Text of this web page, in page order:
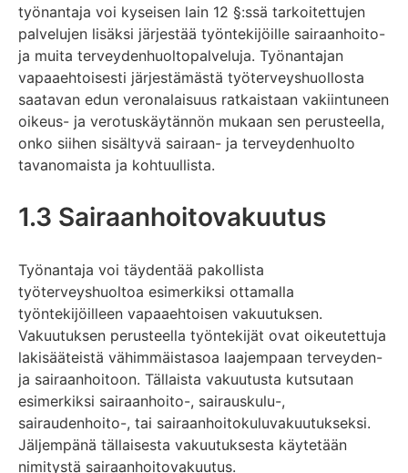
työnantaja voi kyseisen lain 12 §:ssä tarkoitettujen
palvelujen lisäksi järjestää työntekijöille sairaanhoito-
ja muita terveydenhuoltopalveluja. Työnantajan
vapaaehtoisesti järjestämästä työterveyshuollosta
saatavan edun veronalaisuus ratkaistaan vakiintuneen
oikeus- ja verotuskäytännön mukaan sen perusteella,
onko siihen sisältyvä sairaan- ja terveydenhuolto
tavanomaista ja kohtuullista.
1.3 Sairaanhoitovakuutus
Työnantaja voi täydentää pakollista
työterveyshuoltoa esimerkiksi ottamalla
työntekijöilleen vapaaehtoisen vakuutuksen.
Vakuutuksen perusteella työntekijät ovat oikeutettuja
lakisääteistä vähimmäistasoa laajempaan terveyden-
ja sairaanhoitoon. Tällaista vakuutusta kutsutaan
esimerkiksi sairaanhoito-, sairauskulu-,
sairaudenhoito-, tai sairaanhoitokuluvakuutukseksi.
Jäljempänä tällaisesta vakuutuksesta käytetään
nimitystä sairaanhoitovakuutus.